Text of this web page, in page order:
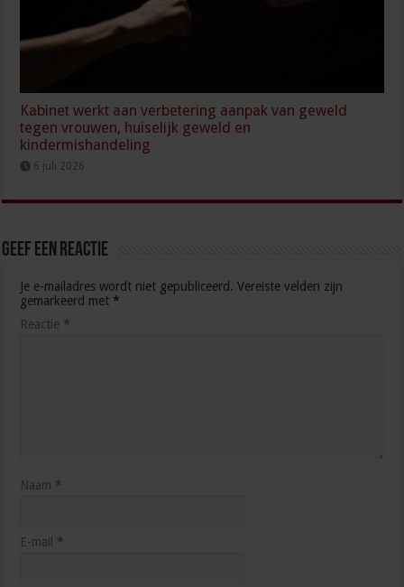
Kabinet werkt aan verbetering aanpak van geweld
tegen vrouwen, huiselijk geweld en
kindermishandeling
6 juli 2026
Geef een reactie
Je e-mailadres wordt niet gepubliceerd. Vereiste velden zijn
gemarkeerd met *
Reactie *
Naam *
E-mail *